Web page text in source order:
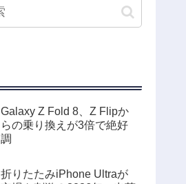
Galaxy Z Fold 8、Z Flipか
らの乗り換えが3倍で絶好
調
折りたたみiPhone Ultraが